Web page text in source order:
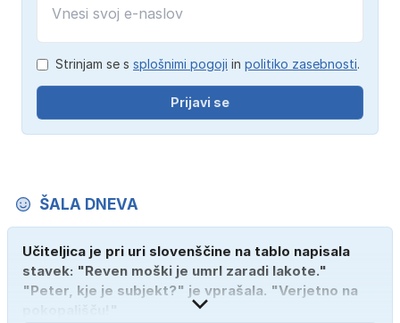
Strinjam se s splošnimi pogoji in politiko zasebnosti.
Prijavi se
ŠALA DNEVA
Učiteljica je pri uri slovenščine na tablo napisala
stavek: "Reven moški je umrl zaradi lakote."
"Peter, kje je subjekt?" je vprašala. "Verjetno na